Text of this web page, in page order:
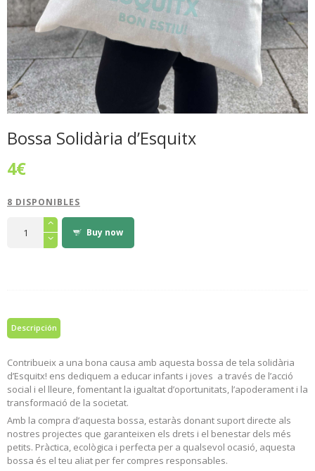
Bossa Solidària d’Esquitx
4€
8 DISPONIBLES
Solidària
d'Esquitx
cantidad
Buy now
Descripción
Contribueix a una bona causa amb aquesta bossa de tela solidària
d’Esquitx! ens dediquem a educar infants i joves a través de l’acció
social i el lleure, fomentant la igualtat d’oportunitats, l’apoderament i la
transformació de la societat.
Amb la compra d’aquesta bossa, estaràs donant suport directe als
nostres projectes que garanteixen els drets i el benestar dels més
petits. Pràctica, ecològica i perfecta per a qualsevol ocasió, aquesta
bossa és el teu aliat per fer compres responsables.